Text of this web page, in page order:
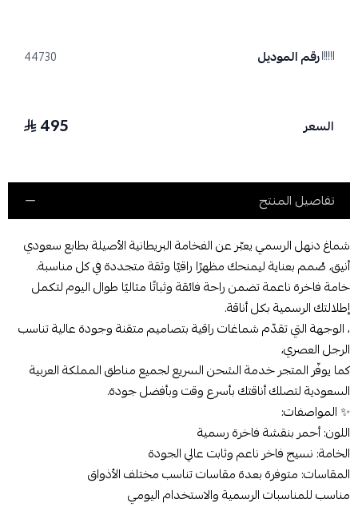
رقم الموديل 44730
السعر 495
تفاصيل المنتج
شماغ دنهل الرسمي يعبّر عن الفخامة البريطانية الأصيلة بطابع سعودي
أنيق، صُمم بعناية ليمنحك مظهرًا راقيًا وثقة متجددة في كل مناسبة.
خامة فاخرة ناعمة تضمن راحة فائقة وثباتًا مثاليًا طوال اليوم لتكمل
إطلالتك الرسمية بكل أناقة.
، الوجهة التي تقدّم شماغات راقية بتصاميم متقنة وجودة عالية تناسب
الرجل العصري،
كما يوفّر المتجر خدمة الشحن السريع لجميع مناطق المملكة العربية
السعودية لتصلك أناقتك بأسرع وقت وبأفضل جودة.
✨ المواصفات:
اللون: أحمر بنقشة فاخرة رسمية
الخامة: نسيج فاخر ناعم وثابت عالي الجودة
المقاسات: متوفرة بعدة مقاسات تناسب مختلف الأذواق
مناسب للمناسبات الرسمية والاستخدام اليومي